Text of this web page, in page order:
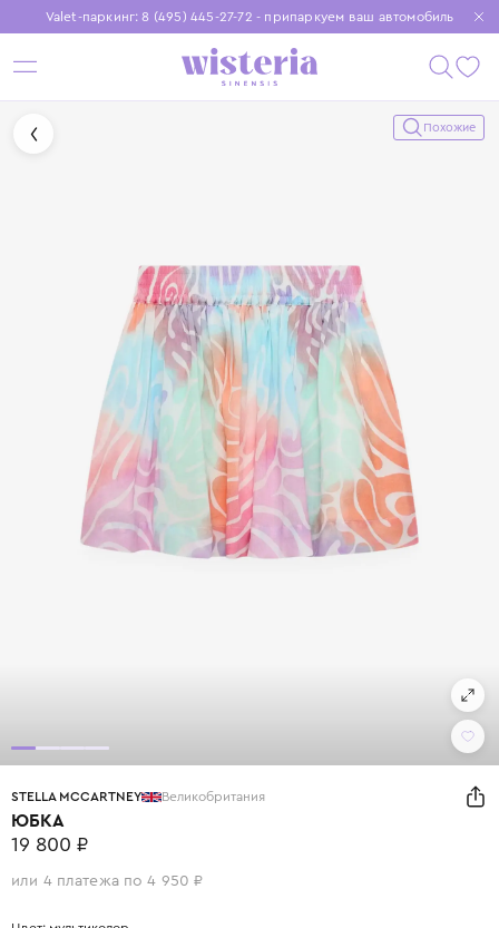
Valet-паркинг: 8 (495) 445-27-72 - припаркуем ваш автомобиль
Бесплатная доставка при заказе от 15 000 ₽
Установите приложение, чтобы покупки были еще удобнее
Похожие
STELLA MCCARTNEY Великобритания
ЮБКА
19 800 ₽
или 4 платежа по 4 950 ₽